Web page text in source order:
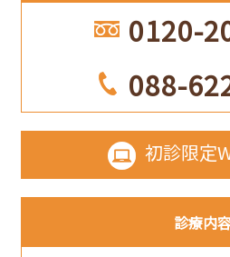
0120-
088-
初診限定
診療内